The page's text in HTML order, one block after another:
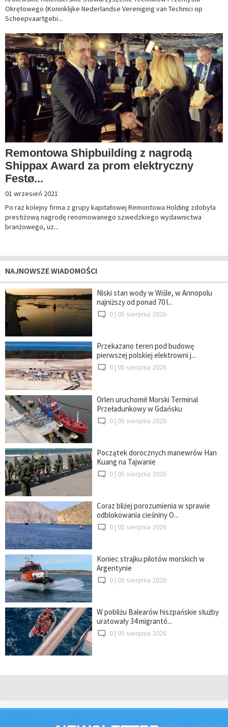
Okrętowego (Koninklijke Nederlandse Vereniging van Technici op
Scheepvaartgebi...
Remontowa Shipbuilding z nagrodą
Shippax Award za prom elektryczny
Festø...
01 wrzesień 2021
Po raz kolejny firma z grupy kapitałowej Remontowa Holding zdobyła
prestiżową nagrodę renomowanego szwedzkiego wydawnictwa
branżowego, uz...
NAJNOWSZE WIADOMOŚCI
Niski stan wody w Wiśle, w Annopolu
najniższy od ponad 70 l...
0 | 05 sierpnia 2026
Przekazano teren pod budowę
pierwszej polskiej elektrowni j...
0 | 05 sierpnia 2026
Orlen uruchomił Morski Terminal
Przeładunkowy w Gdańsku
0 | 05 sierpnia 2026
Początek dorocznych manewrów Han
Kuang na Tajwanie
0 | 05 sierpnia 2026
Coraz bliżej porozumienia w sprawie
odblokowania cieśniny O...
0 | 05 sierpnia 2026
Koniec strajku pilotów morskich w
Argentynie
0 | 05 sierpnia 2026
W pobliżu Balearów hiszpańskie służby
uratowały 34 migrantó...
0 | 05 sierpnia 2026